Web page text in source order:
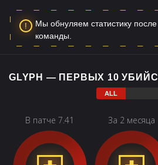
Мы обнуляем статистику
команды.
GLYPH — ПЕРВЫХ 10
В патче 7.41 За 2 месяца